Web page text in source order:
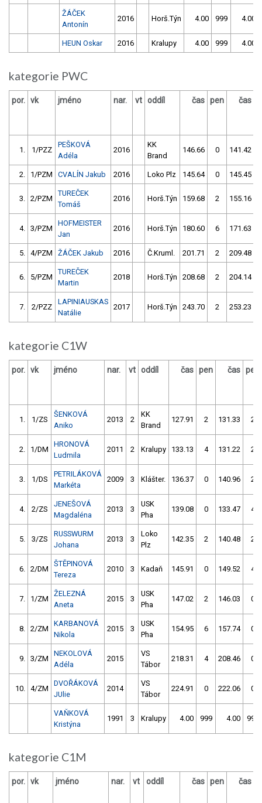
ŽÁČEK
Antonín
2016 Horš.Týn 4.00 999 4.00
HEUN Oskar 2016 Kralupy 4.00 999 4.00
kategorie PWC
por. vk jméno nar. vt oddíl čas pen čas
1. 1/PZZ
PEŠKOVÁ
Adéla
2016
KK
Brand
146.66 0 141.42
2. 1/PZM CVALÍN Jakub 2016 Loko Plz 145.64 0 145.45
3. 2/PZM
TUREČEK
Tomáš
2016 Horš.Týn 159.68 2 155.16
4. 3/PZM
HOFMEISTER
Jan
2016 Horš.Týn 180.60 6 171.63
5. 4/PZM ŽÁČEK Jakub 2016 Č.Kruml. 201.71 2 209.48
6. 5/PZM
TUREČEK
Martin
2018 Horš.Týn 208.68 2 204.14
7. 2/PZZ
LAPINIAUSKAS
Natálie
2017 Horš.Týn 243.70 2 253.23
kategorie C1W
por. vk jméno nar. vt oddíl čas pen čas pen
1. 1/ZS
ŠENKOVÁ
Aniko
2013 2
KK
Brand
127.91 2 131.33 2
2. 1/DM
HRONOVÁ
Ludmila
2011 2 Kralupy 133.13 4 131.22 2
3. 1/DS
PETRILÁKOVÁ
Markéta
2009 3 Klášter. 136.37 0 140.96 2
4. 2/ZS
JENEŠOVÁ
Magdaléna
2013 3
USK
Pha
139.08 0 133.47 4
5. 3/ZS
RUSSWURM
Johana
2013 3
Loko
Plz
142.35 2 140.48 2
6. 2/DM
ŠTĚPINOVÁ
Tereza
2010 3 Kadaň 145.91 0 149.52 4
7. 1/ZM
ŽELEZNÁ
Aneta
2015 3
USK
Pha
147.02 2 146.03 0
8. 2/ZM
KARBANOVÁ
Nikola
2015 3
USK
Pha
154.95 6 157.74 0
9. 3/ZM
NEKOLOVÁ
Adéla
2015
VS
Tábor
218.31 4 208.46 0
10. 4/ZM
DVOŘÁKOVÁ
JUlie
2014
VS
Tábor
224.91 0 222.06 0
VAŇKOVÁ
Kristýna
1991 3 Kralupy 4.00 999 4.00 999
kategorie C1M
por. vk jméno nar. vt oddíl čas pen čas